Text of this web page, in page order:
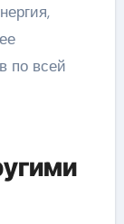
по всей